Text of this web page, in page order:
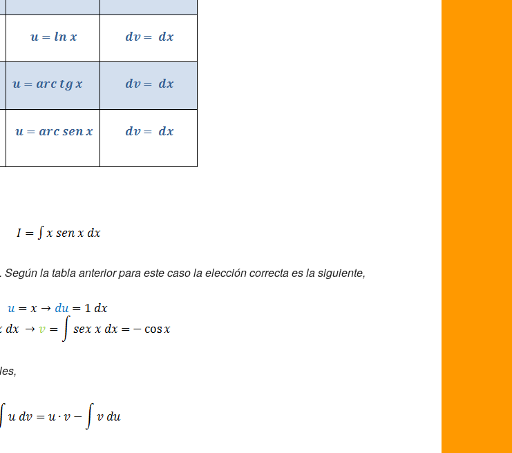
Según la tabla anterior para este caso la elección correcta es la siguiente,